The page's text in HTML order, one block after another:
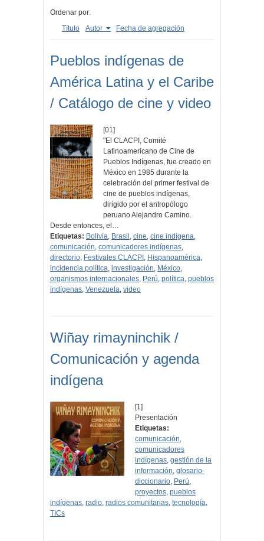
Ordenar por:
Título
Autor Fecha de agregación
Pueblos indígenas de
América Latina y el Caribe
/ Catálogo de cine y video
[01]
"El CLACPI, Comité
Latinoamericano de Cine de
Pueblos Indígenas, fue creado en
México en 1985 durante la
celebración del primer festival de
cine de pueblos indígenas,
dirigido por el antropólogo
peruano Alejandro Camino.
Desde entonces, el…
Etiquetas: Bolivia, Brasil , cine, cine indígena,
comunicación, comunicadores indígenas,
directorio, Festivales CLACPI , Hispanoamérica,
incidencia política, investigación, México,
organismos internacionales, Perú, política, pueblos
indígenas, Venezuela, video
Wiñay rimayninchik /
Comunicación y agenda
indígena
[1]
Presentación
Etiquetas:
comunicación,
comunicadores
indígenas, gestión de la
información, glosario-
diccionario, Perú,
proyectos, pueblos
indígenas, radio, radios comunitarias, tecnología,
TICs